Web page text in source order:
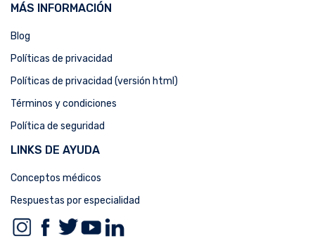
MÁS INFORMACIÓN
Blog
Políticas de privacidad
Políticas de privacidad (versión html)
Términos y condiciones
Política de seguridad
LINKS DE AYUDA
Conceptos médicos
Respuestas por especialidad